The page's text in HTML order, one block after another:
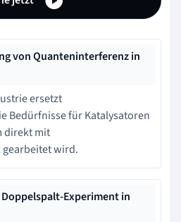
von Quanteninterferenz in
ersetzt
Bedürfnisse für Katalysatoren
direkt mit
wird.
Experiment in